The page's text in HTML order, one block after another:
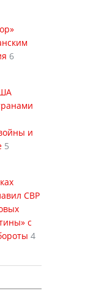
6
и
5
СВР
с
4